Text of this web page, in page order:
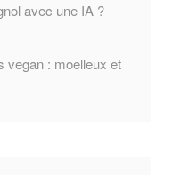
avec une IA ?
vegan : moelleux et